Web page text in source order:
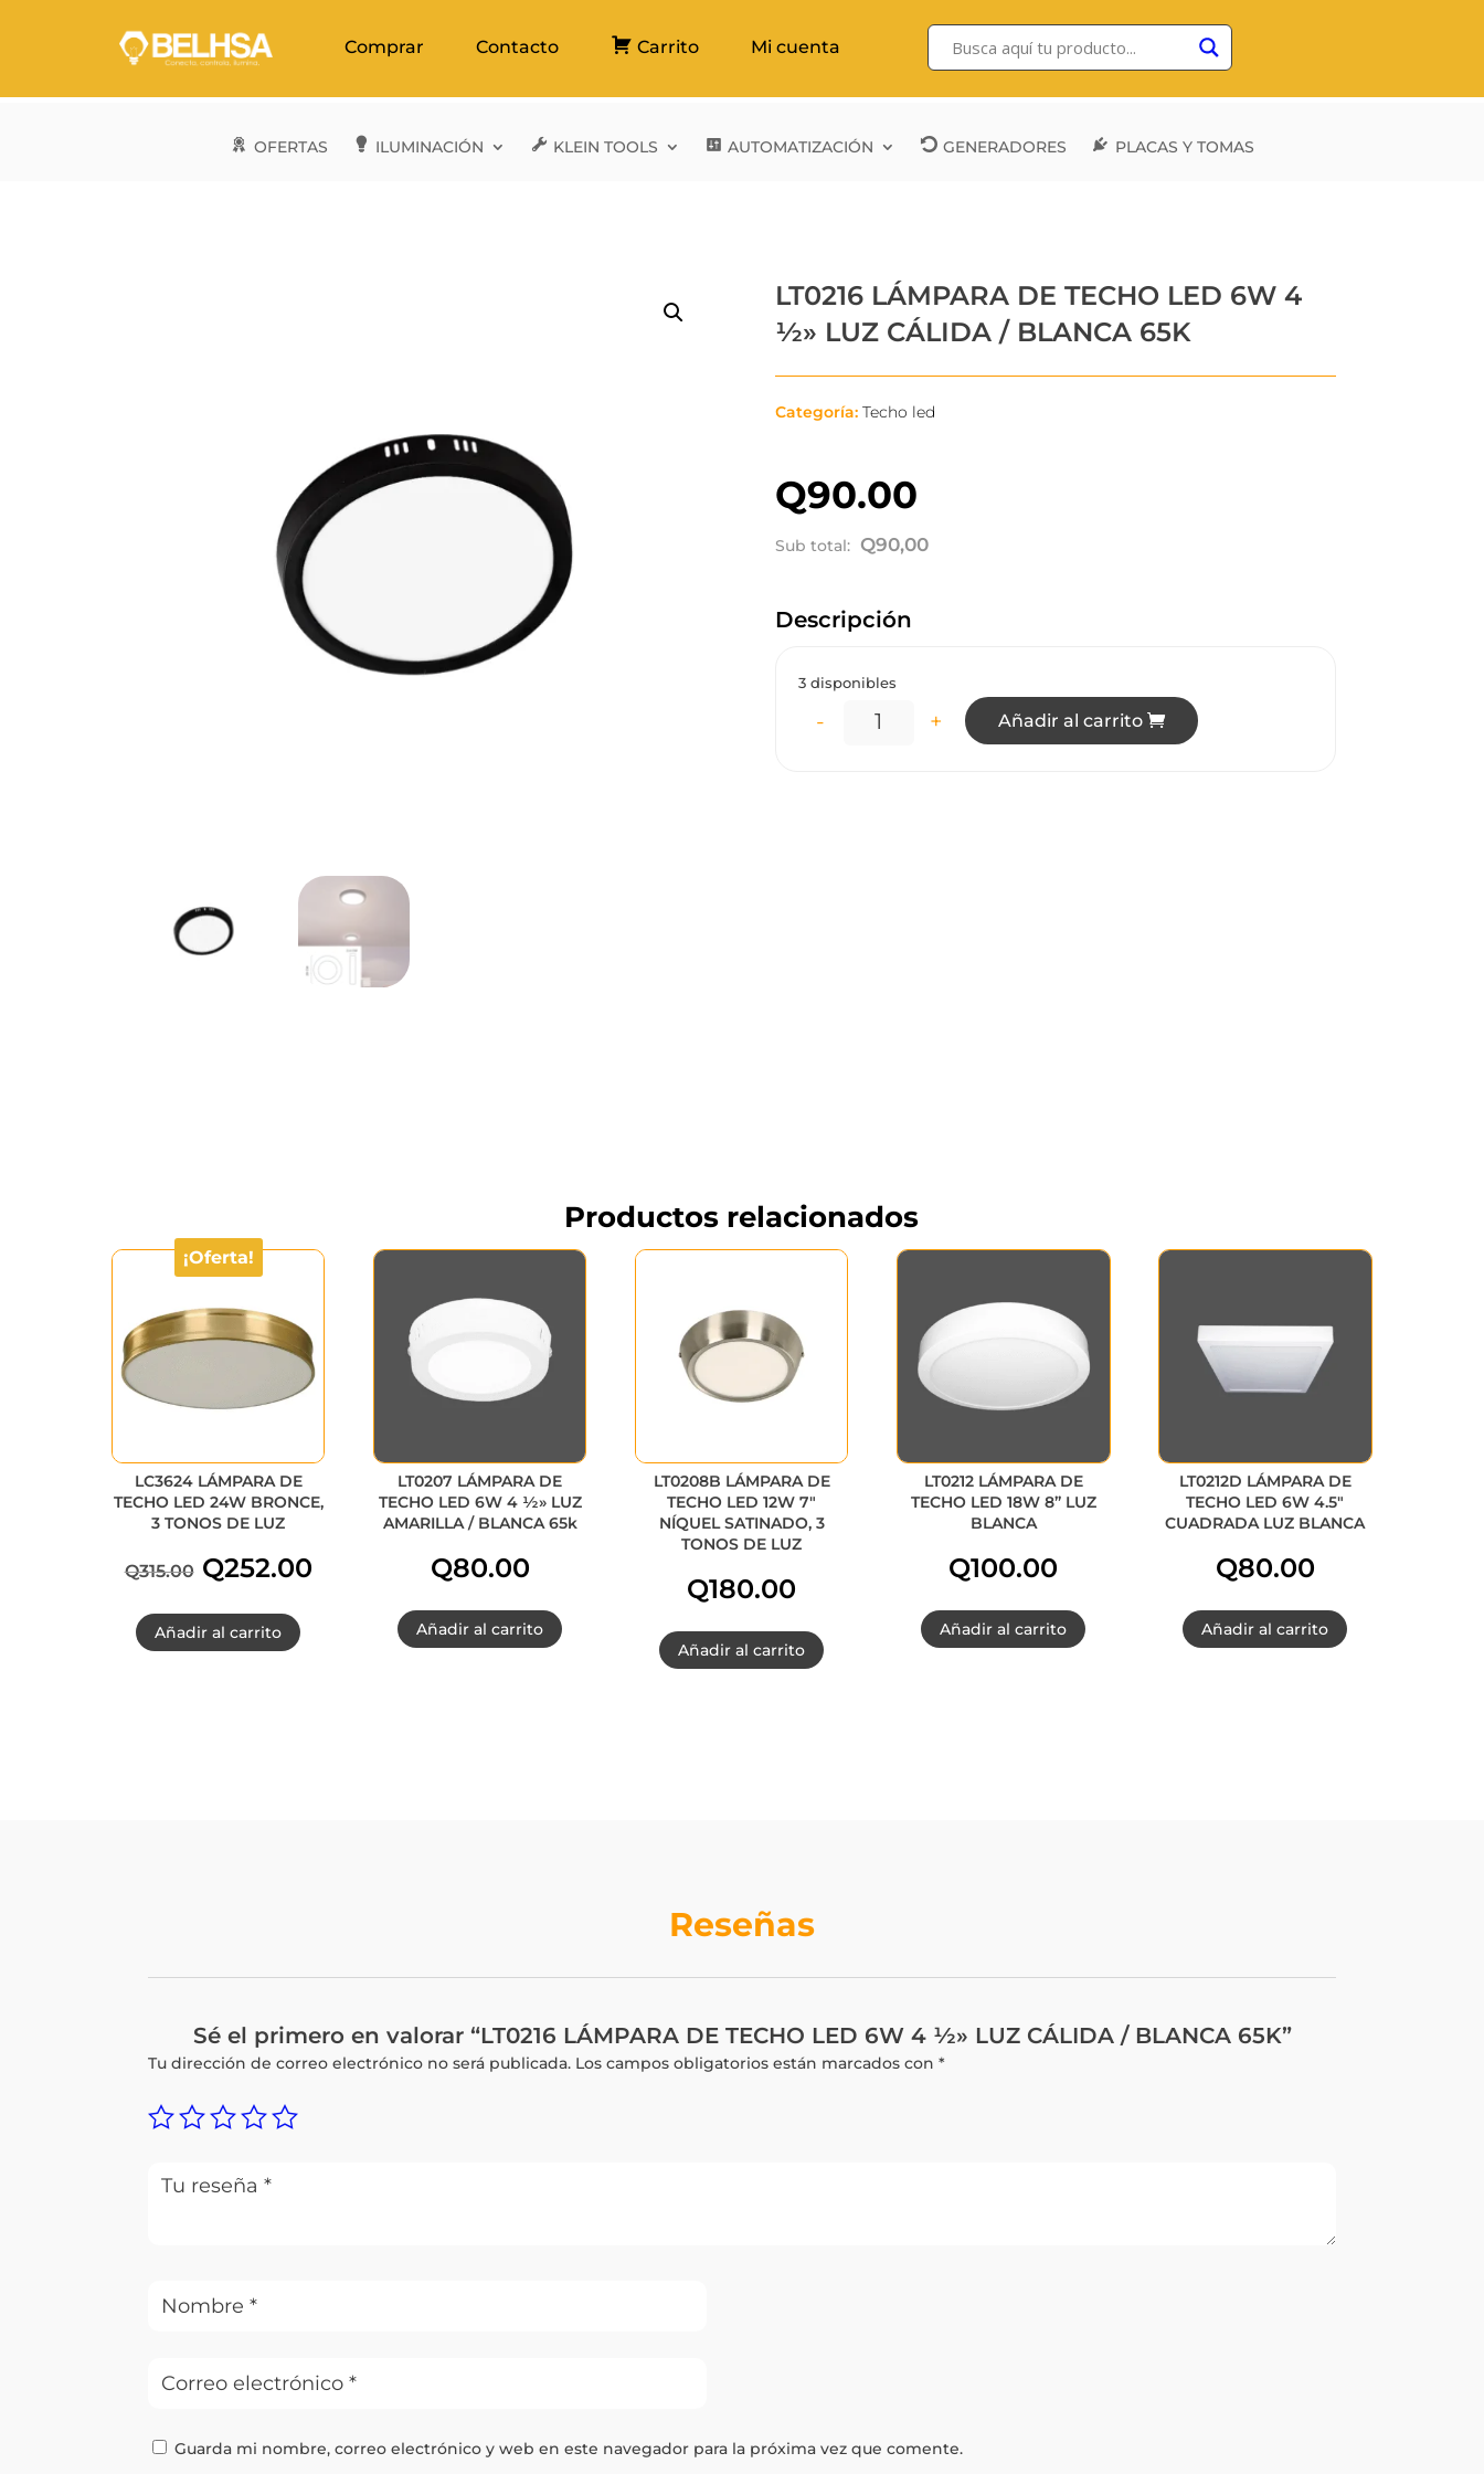
Comprar Contacto Carrito Mi cuenta
OFERTAS ILUMINACIÓN KLEIN TOOLS AUTOMATIZACIÓN GENERADORES PLACAS Y TOMAS
LT0216 LÁMPARA DE TECHO LED 6W 4
½» LUZ CÁLIDA / BLANCA 65K
Categoría: Techo led
Q90.00
Sub total: Q90,00
Descripción
3 disponibles
LT0216 LÁMPARA DE TECHO LED 6W 4 ½" LUZ CÁLIDA / BLANCA 65K
- + Añadir al carrito
Productos relacionados
¡Oferta!
LC3624 LÁMPARA DE
TECHO LED 24W BRONCE,
3 TONOS DE LUZ
Q315.00 El
precio
Q252.00El
Añadir al carrito
LT0207 LÁMPARA DE
TECHO LED 6W 4 ½» LUZ
AMARILLA / BLANCA 65k
Q80.00
Añadir al carrito
LT0208B LÁMPARA DE
TECHO LED 12W 7″
NÍQUEL SATINADO, 3
TONOS DE LUZ
Q180.00
Añadir al carrito
LT0212 LÁMPARA DE
TECHO LED 18W 8” LUZ
BLANCA
Q100.00
Añadir al carrito
LT0212D LÁMPARA DE
TECHO LED 6W 4.5″
CUADRADA LUZ BLANCA
Q80.00
Añadir al carrito
Reseñas
Sé el primero en valorar “LT0216 LÁMPARA DE TECHO LED 6W 4 ½» LUZ CÁLIDA / BLANCA 65K”
Tu dirección de correo electrónico no será publicada. Los campos obligatorios están marcados con*
Guarda mi nombre, correo electrónico y web en este navegador para la próxima vez que comente.